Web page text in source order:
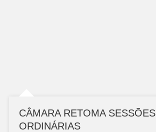
CÂMARA RETOMA SESSÕES
ORDINÁRIAS